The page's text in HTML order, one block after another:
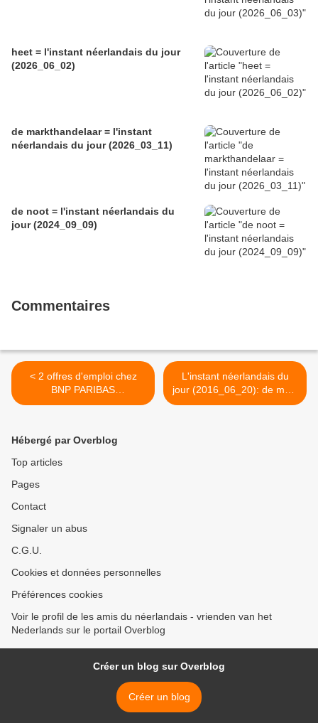
heet = l'instant néerlandais du jour
(2026_06_02)
de markthandelaar = l'instant
néerlandais du jour (2026_03_11)
de noot = l'instant néerlandais du
jour (2024_09_09)
Commentaires
< 2 offres d'emploi chez
BNP PARIBAS
INTERNATIONAL BUYERS
L'instant néerlandais du
jour (2016_06_20): de melk
>
Hébergé par Overblog
Top articles
Pages
Contact
Signaler un abus
C.G.U.
Cookies et données personnelles
Préférences cookies
Voir le profil de les amis du néerlandais - vrienden van het
Nederlands sur le portail Overblog
Créer un blog sur Overblog
Créer un blog